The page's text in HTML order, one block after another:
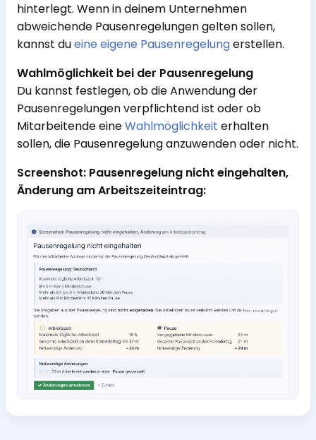
hinterlegt. Wenn in deinem Unternehmen
abweichende Pausenregelungen gelten sollen,
kannst dueine eigene Pausenregelungerstellen.
Wahlmöglichkeit bei der Pausenregelung
Du kannst festlegen, ob die Anwendung der
Pausenregelungen verpflichtend ist oder ob
Mitarbeitende eineWahlmöglichkeit erhalten
sollen, die Pausenregelung anzuwenden oder nicht.
Screenshot: Pausenregelung nicht eingehalten,
Änderung am Arbeitszeiteintrag: